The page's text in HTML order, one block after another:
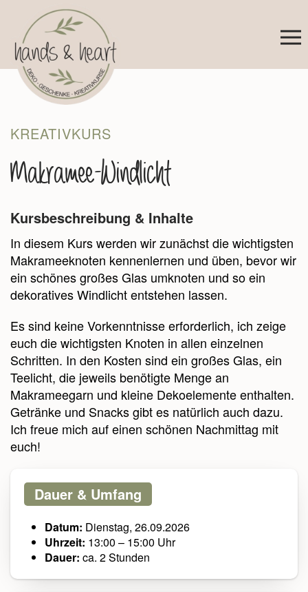
Zum Hauptinhalt springen
KREATIVKURS
Makramee-Windlicht
Kursbeschreibung & Inhalte
In diesem Kurs werden wir zunächst die wichtigsten
Makrameeknoten kennenlernen und üben, bevor wir
ein schönes großes Glas umknoten und so ein
dekoratives Windlicht entstehen lassen.
Es sind keine Vorkenntnisse erforderlich, ich zeige
euch die wichtigsten Knoten in allen einzelnen
Schritten. In den Kosten sind ein großes Glas, ein
Teelicht, die jeweils benötigte Menge an
Makrameegarn und kleine Dekoelemente enthalten.
Getränke und Snacks gibt es natürlich auch dazu.
Ich freue mich auf einen schönen Nachmittag mit
euch!
Dauer & Umfang
Datum: Dienstag, 26.09.2026
Uhrzeit: 13:00 – 15:00 Uhr
Dauer: ca. 2 Stunden